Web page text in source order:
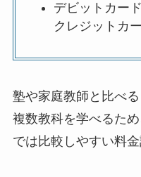
デビットカー
クレジットカ
塾や家庭教師と比べ
複数教科を学べるた
では比較しやすい料金